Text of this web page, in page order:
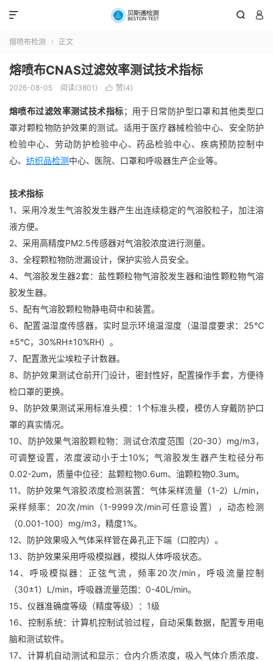
 

熔喷布检测  正文
熔喷布CNAS过滤效率测试技术指标
2026-08-05 阅读(3801)  赞(4)
熔喷布过滤效率测试技术指标；用于日常防护型口罩和其他类型口
罩对颗粒物防护效果的测试。适用于医疗器械检验中心、安全防护
检验中心、劳动防护检验中心、药品检验中心、疾病预防控制中
心、 纺织品检测中心、医院、口罩和呼吸器生产企业等。
技术指标
1、采用冷发生气溶胶发生器产生出连续稳定的气溶胶粒子，加注溶
液方便。
2、采用高精度PM2.5传感器对气溶胶浓度进行测量。
3、全程颗粒物防泄漏设计，保护实验人员安全。
4、气溶胶发生器2套：盐性颗粒物气溶胶发生器和油性颗粒物气溶
胶发生器。
5、配有气溶胶颗粒物静电荷中和装置。
6、配置温湿度传感器，实时显示环境温湿度（温湿度要求：25℃
±5℃，30%RH±10%RH）。
7、配置激光尘埃粒子计数器。
8、防护效果测试仓前开门设计，密封性好，配置操作手套，方便待
检口罩的更换。
9、防护效果测试采用标准头模：1个标准头模，模仿人穿戴防护口
罩的真实情况。
10、防护效果气溶胶颗粒物：测试仓浓度范围（20-30）mg/m3，
可调整设置，浓度波动小于士10%；气溶胶发生器产生粒径分布
0.02-2um，质量中位径：盐颗粒物0.6um、油颗粒物0.3um。
11、防护效果气溶胶浓度检测装置：气体采样流量（1-2）L/min，
采样频率：20次/min（1-9999次/min可任意设置），动态检测
（0.001-100）mg/m3，精度1%。
12、防护效果吸入气体采样管在鼻孔正下端（口腔内）。
13、防护效果采用呼吸模拟器，模拟人体呼吸状态。
14、呼吸模拟器：正弦气流，频率20次/min，呼吸流量控制
（30±1）L/min，呼吸器流量范围：0-40L/min。
15、仪器准确度等级（精度等级）：1级
16、控制系统：计算机控制试验过程，自动采集数据，配置专用电
脑和测试软件。
17、计算机自动测试和显示：仓内介质浓度，吸入气体介质浓度、